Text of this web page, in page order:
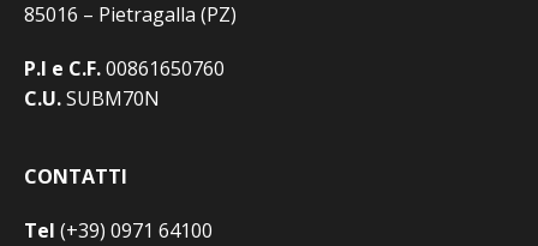
85016 – Pietragalla (PZ)
P.I e C.F.00861650760
C.U.SUBM70N
CONTATTI
Tel (+39) 0971 64100